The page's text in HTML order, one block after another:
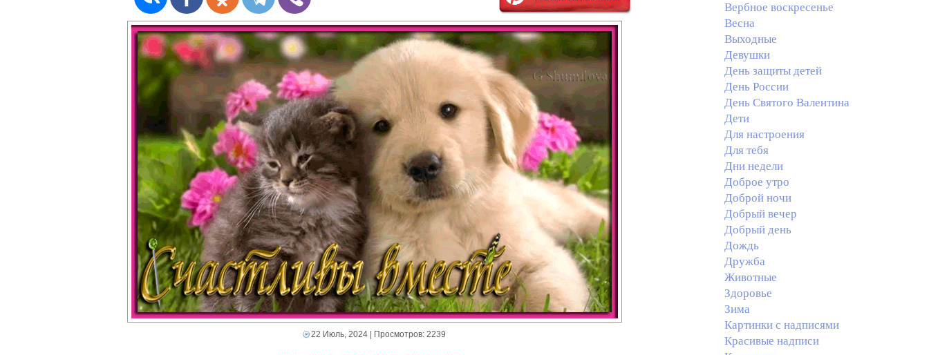
22 Июль, 2024 | Просмотров: 2239
Вербное воскресенье
Весна
Выходные
Девушки
День защиты детей
День России
День Святого Валентина
Дети
Для настроения
Для тебя
Дни недели
Доброе утро
Доброй ночи
Добрый вечер
Добрый день
Дождь
Дружба
Животные
Здоровье
Зима
Картинки с надписями
Красивые надписи